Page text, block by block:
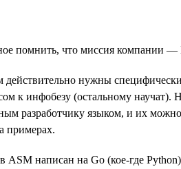
помнить, что миссия компании —
нужны
к инфобезу (остальному научат).
разработчику языком, и их
примерах.
написан на Go (кое-где